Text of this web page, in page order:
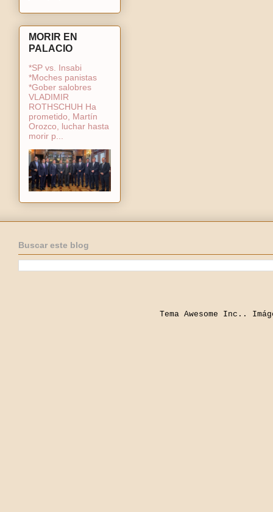
MORIR EN
PALACIO
*SP vs. Insabi
*Moches panistas
*Gober salobres
VLADIMIR
ROTHSCHUH Ha
prometido, Martín
Orozco, luchar hasta
morir p...
Buscar este blog
Tema Awesome Inc..